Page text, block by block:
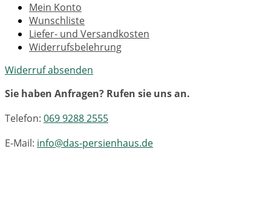
Mein Konto
Wunschliste
Liefer- und Versandkosten
Widerrufsbelehrung
Widerruf absenden
Sie haben Anfragen? Rufen sie uns an.
Telefon: 069 9288 2555
E-Mail: info@das-persienhaus.de